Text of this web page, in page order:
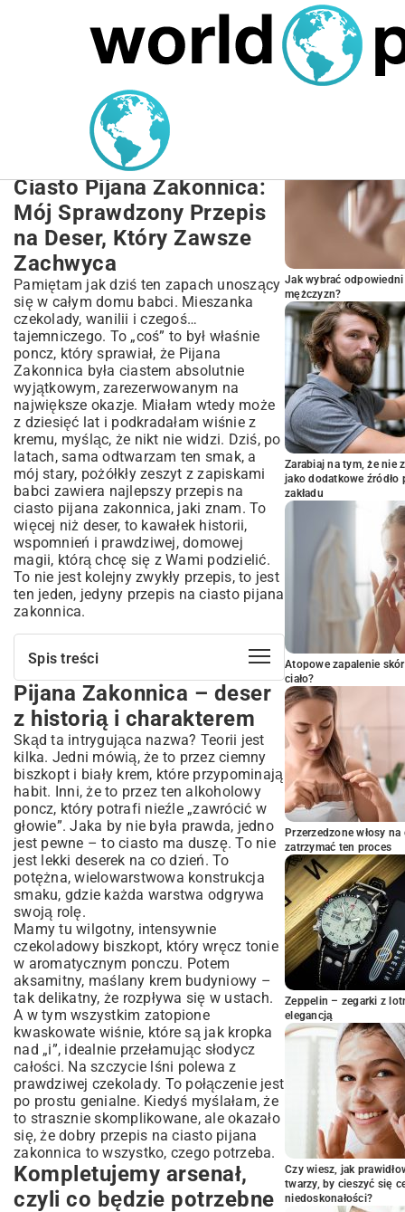
MARIUSZ ŁAMAGA 27.09.2025
Przepis na Ciasto Pijana
Zakonnica Krok po Kroku |
Idealny Deser
Ciasto Pijana Zakonnica:
Mój Sprawdzony Przepis
na Deser, Który Zawsze
Zachwyca
Pamiętam jak dziś ten zapach unoszący
się w całym domu babci. Mieszanka
czekolady, wanilii i czegoś…
tajemniczego. To „coś” to był właśnie
poncz, który sprawiał, że Pijana
Zakonnica była ciastem absolutnie
wyjątkowym, zarezerwowanym na
największe okazje. Miałam wtedy może
z dziesięć lat i podkradałam wiśnie z
kremu, myśląc, że nikt nie widzi. Dziś, po
latach, sama odtwarzam ten smak, a
mój stary, pożółkły zeszyt z zapiskami
babci zawiera najlepszy przepis na
ciasto pijana zakonnica, jaki znam. To
więcej niż deser, to kawałek historii,
wspomnień i prawdziwej, domowej
magii, którą chcę się z Wami podzielić.
To nie jest kolejny zwykły przepis, to jest
ten jeden, jedyny przepis na ciasto pijana
zakonnica.
Spis treści
Pijana Zakonnica – deser z historią i
charakterem
Kompletujemy arsenał, czyli co będzie
potrzebne
Do dzieła! Jak zrobić ciasto Pijana
Zakonnica krok po kroku
Kilka moich trików na zakonnicę idealną
Kiedy klasyka to za mało – pomysły na
wariacje
Przechowywanie i serwowanie tego
cuda
Ciasto, które łączy pokolenia
Pijana Zakonnica – deser
z historią i charakterem
Skąd ta intrygująca nazwa? Teorii jest
kilka. Jedni mówią, że to przez ciemny
biszkopt i biały krem, które przypominają
habit. Inni, że to przez ten alkoholowy
poncz, który potrafi nieźle „zawrócić w
głowie”. Jaka by nie była prawda, jedno
jest pewne – to ciasto ma duszę. To nie
jest lekki deserek na co dzień. To
potężna, wielowarstwowa konstrukcja
smaku, gdzie każda warstwa odgrywa
swoją rolę.
Mamy tu wilgotny, intensywnie
czekoladowy biszkopt, który wręcz tonie
w aromatycznym ponczu. Potem
aksamitny, maślany krem budyniowy –
tak delikatny, że rozpływa się w ustach.
A w tym wszystkim zatopione
kwaskowate wiśnie, które są jak kropka
nad „i”, idealnie przełamując słodycz
całości. Na szczycie lśni polewa z
prawdziwej czekolady. To połączenie jest
po prostu genialne. Kiedyś myślałam, że
to strasznie skomplikowane, ale okazało
się, że dobry przepis na ciasto pijana
zakonnica to wszystko, czego potrzeba.
Kompletujemy arsenał,
czyli co będzie potrzebne
Jak wybrać
mężczyzn?
Zarabiaj na tym, że nie
jako dodatkowe
zakładu
Atopowe zapalenie
ciało?
Przerzedzone włosy
zatrzymać ten proces
Zeppelin – zegarki z
elegancją
Czy wiesz, jak
twarzy, by cieszyć się
niedoskonałości?